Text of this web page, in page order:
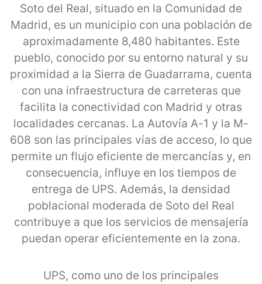
Soto del Real, situado en la Comunidad de
Madrid, es un municipio con una población de
aproximadamente 8,480 habitantes. Este
pueblo, conocido por su entorno natural y su
proximidad a la Sierra de Guadarrama, cuenta
con una infraestructura de carreteras que
facilita la conectividad con Madrid y otras
localidades cercanas. La Autovía A-1 y la M-
608 son las principales vías de acceso, lo que
permite un flujo eficiente de mercancías y, en
consecuencia, influye en los tiempos de
entrega de UPS. Además, la densidad
poblacional moderada de Soto del Real
contribuye a que los servicios de mensajería
puedan operar eficientemente en la zona.
UPS, como uno de los principales